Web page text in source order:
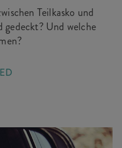
Teilkasko und
gedeckt? Und welche